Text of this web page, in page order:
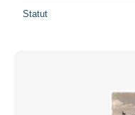
Statut